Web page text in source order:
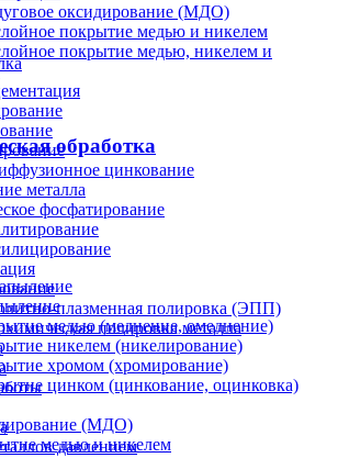
обработка
медью (меднение, омеднение)
никелем (никелирование)
хромом (хромирование)
цинком (цинкование, оцинковка)
(МДО)
медью и никелем
оксидирование (МДО)
покрытие медью и никелем
покрытие медью, никелем и
цинкование
металла
фосфатирование
плазменная полировка (ЭПП)
полировка металла
давлением